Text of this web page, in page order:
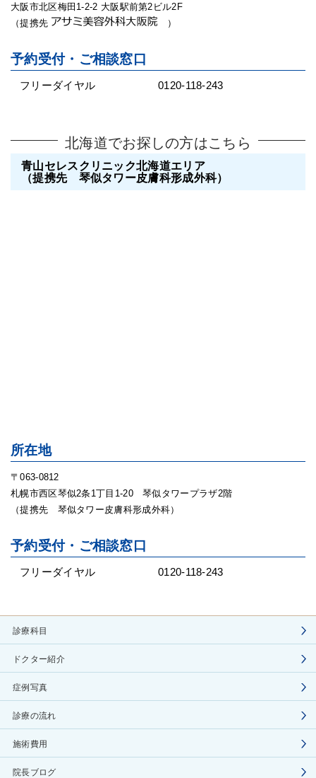
大阪市北区梅田1-2-2 大阪駅前第2ビル2F
（提携先
）
予約受付・ご相談窓口
フリーダイヤル 0120-118-243
北海道でお探しの方はこちら
青山セレスクリニック北海道エリア
（提携先 琴似タワー皮膚科形成外科）
所在地
〒063-0812
札幌市西区琴似2条1丁目1-20 琴似タワープラザ2階
（提携先 琴似タワー皮膚科形成外科）
予約受付・ご相談窓口
フリーダイヤル 0120-118-243
診療科目
ドクター紹介
症例写真
診療の流れ
施術費用
院長ブログ